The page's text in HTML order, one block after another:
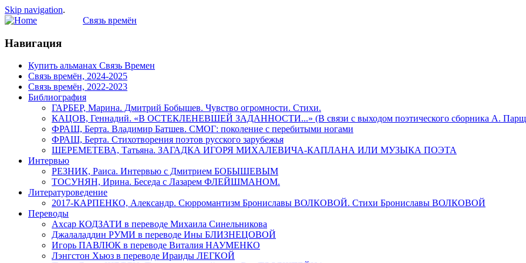
Skip navigation.
Связь времён
Навигация
Купить альманах Связь Времен
Связь времён, 2024-2025
Связь времён, 2022-2023
Библиография
ГАРБЕР, Марина. Дмитрий Бобышев. Чувство огромности. Стихи.
КАЦОВ, Геннадий. «В ОСТЕКЛЕНЕВШЕЙ ЗАДАННОСТИ...» (В связи с выходом поэтического сборника А.
ФРАШ, Берта. Владимир Батшев. СМОГ: поколение с перебитыми ногами
ФРАШ, Берта. Стихотворения поэтов русского зарубежья
ШЕРЕМЕТЕВА, Татьяна. ЗАГАДКА ИГОРЯ МИХАЛЕВИЧА-КАПЛАНА ИЛИ МУЗЫКА ПОЭТА
Интервью
РЕЗНИК, Раиса. Интервью с Дмитрием БОБЫШЕВЫМ
ТОСУНЯН, Ирина. Беседа с Лазарем ФЛЕЙШМАНОМ.
Литературоведение
2017-КАРПЕНКО, Александр. Сюрромантизм Брониславы ВОЛКОВОЙ. Стихи Брониславы ВОЛКОВОЙ
Переводы
Ахсар КОДЗАТИ в переводе Михаила Синельникова
Джалаладдин РУМИ в переводе Ины БЛИЗНЕЦОВОЙ
Игорь ПАВЛЮК в переводе Витaлия НАУМЕНКО
Лэнгстон Хьюз в переводе Ираиды ЛЕГКОЙ